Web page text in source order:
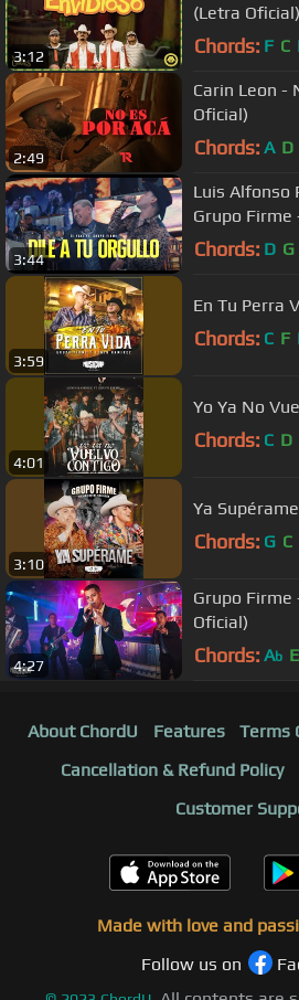
3:12
(Letra Oficial)
Chords: F C
2:49
Carin Leon -
Oficial)
Chords: A D
3:44
Luis Alfonso
Grupo Firme
Oficial) -
Chords: D G
3:59
En Tu Perra
Chords: C F
4:01
Yo Ya No
Chords: C D
3:10
Ya
Chords: G C
4:27
Grupo Firme - Pideme - (Video
Oficial)
Chords: Ab E
About ChordU Features Terms
Cancellation & Refund Policy
Customer
Made with love and
Follow us on